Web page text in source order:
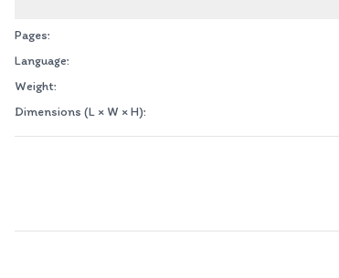
Pages:
Language:
Weight:
Dimensions (L × W × H):